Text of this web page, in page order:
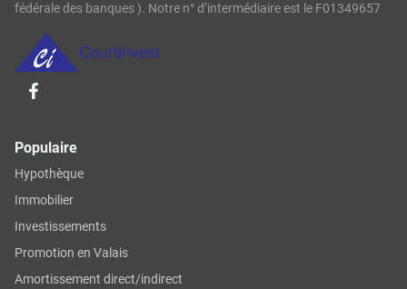
fédérale des banques ). Notre n° d’intermédiaire est le F01349657
Populaire
Hypothèque
Immobilier
Investissements
Promotion en Valais
Amortissement direct/indirect